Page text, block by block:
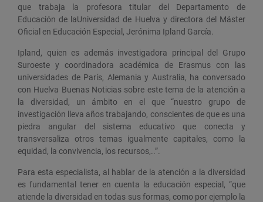
que trabaja la profesora titular del Departamento de
Educación de laUniversidad de Huelva y directora del Máster
Oficial en Educación Especial, Jerónima Ipland García.
Ipland, quien es además investigadora principal del Grupo
Suroeste y coordinadora académica de Erasmus con las
universidades de París, Alemania y Australia, ha conversado
con Huelva Buenas Noticias sobre este tema de la atención a
la diversidad, un ámbito en el que “nuestro grupo de
investigación lleva años trabajando, conscientes de que es una
piedra angular del sistema educativo que conecta y
transversaliza otros temas igualmente capitales, como la
equidad, la convivencia, los recursos,..”.
Para esta especialista, al hablar de la atención a la diversidad
es fundamental tener en cuenta la educación especial, “que
atiende la diversidad en todas sus formas, como por ejemplo la